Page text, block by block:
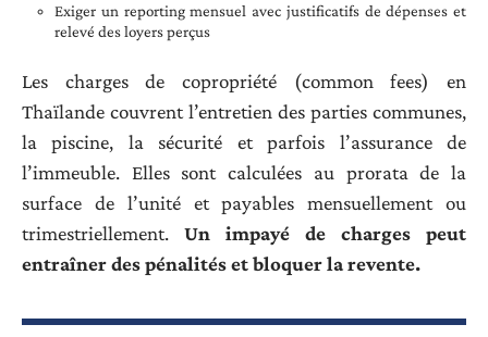
Exiger un reporting mensuel avec justificatifs de dépenses et
relevé des loyers perçus
Les charges de copropriété (common fees) en
Thaïlande couvrent l’entretien des parties communes,
la piscine, la sécurité et parfois l’assurance de
l’immeuble. Elles sont calculées au prorata de la
surface de l’unité et payables mensuellement ou
trimestriellement. Un impayé de charges peut
entraîner des pénalités et bloquer la revente.